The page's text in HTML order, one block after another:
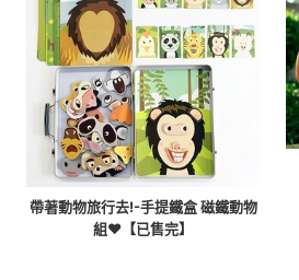
帶著動物旅行去!-手提鐵盒 磁鐵動物
組❤【已售完】